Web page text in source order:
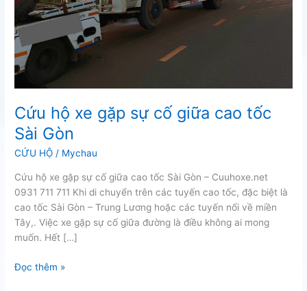
Cứu hộ xe gặp sự cố giữa cao tốc
Sài Gòn
CỨU HỘ / Mychau
Cứu hộ xe gặp sự cố giữa cao tốc Sài Gòn – Cuuhoxe.net
0931 711 711 Khi di chuyển trên các tuyến cao tốc, đặc biệt là
cao tốc Sài Gòn – Trung Lương hoặc các tuyến nối về miền
Tây,. Việc xe gặp sự cố giữa đường là điều không ai mong
muốn. Hết […]
Cứu
Đọc thêm »